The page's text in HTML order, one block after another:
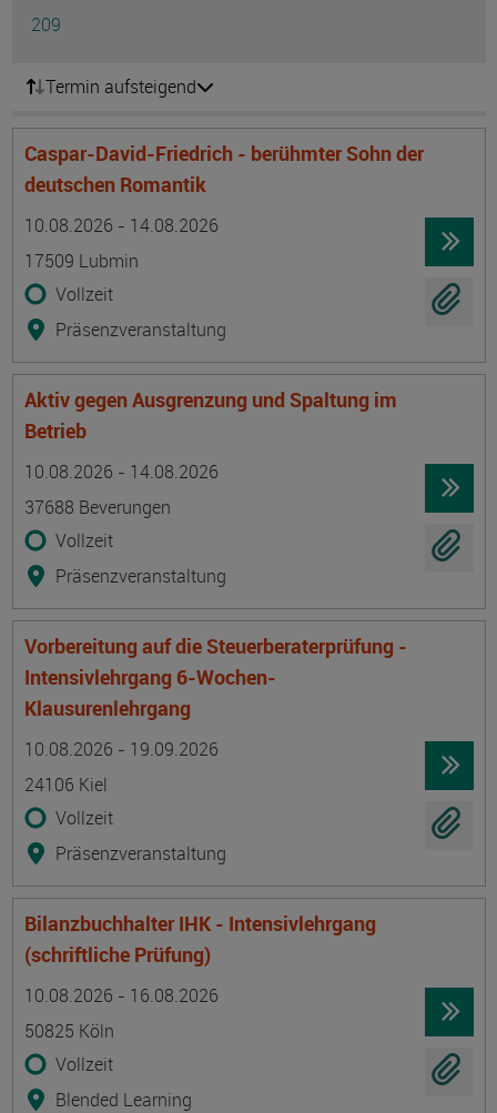
Seite
209
Termin aufsteigend
Caspar-David-Friedrich - berühmter Sohn der
deutschen Romantik
10.08.2026 - 14.08.2026
17509 Lubmin
Vollzeit
Präsenzveranstaltung
Aktiv gegen Ausgrenzung und Spaltung im
Betrieb
10.08.2026 - 14.08.2026
37688 Beverungen
Vollzeit
Präsenzveranstaltung
Vorbereitung auf die Steuerberaterprüfung -
Intensivlehrgang 6-Wochen-
Klausurenlehrgang
10.08.2026 - 19.09.2026
24106 Kiel
Vollzeit
Präsenzveranstaltung
Bilanzbuchhalter IHK - Intensivlehrgang
(schriftliche Prüfung)
10.08.2026 - 16.08.2026
50825 Köln
Vollzeit
Blended Learning